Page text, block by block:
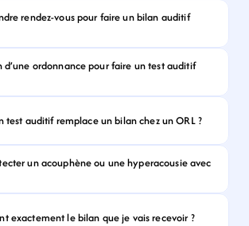
rendez-vous pour faire un bilan auditif
d’une ordonnance pour faire un test auditif
test auditif remplace un bilan chez un ORL ?
un acouphène ou une hyperacousie avec
exactement le bilan que je vais recevoir ?